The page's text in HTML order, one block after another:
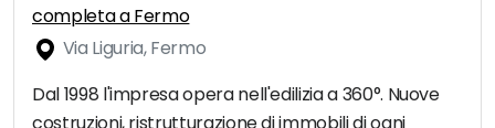
completa a Fermo
Via Liguria, Fermo
Dal 1998 l'impresa opera nell'edilizia a 360°. Nuove